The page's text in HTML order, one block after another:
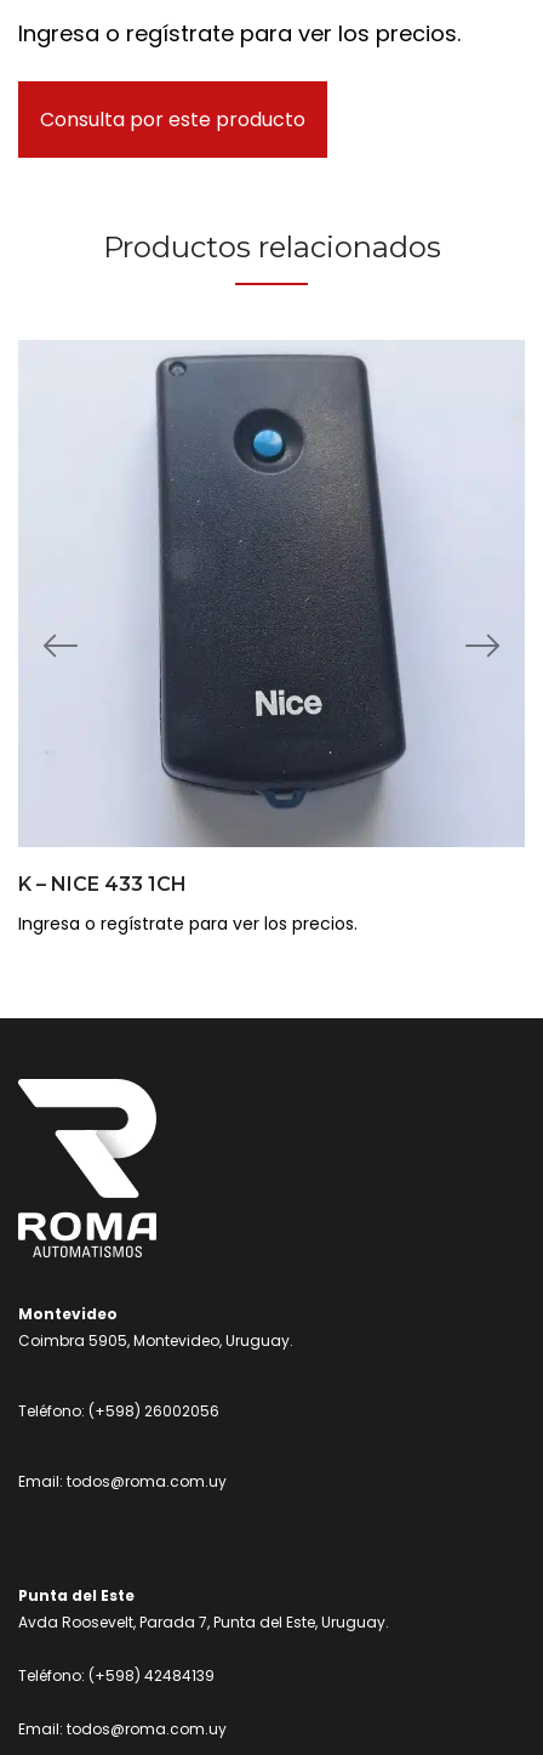
Ingresa o regístrate para ver los precios.
Consulta por este producto
Productos relacionados
K – NICE 433 1CH
Ingresa o regístrate para ver los precios.
Montevideo
Coimbra 5905, Montevideo, Uruguay.
Teléfono: (+598) 26002056
Email: todos@roma.com.uy
Punta del Este
Avda Roosevelt, Parada 7, Punta del Este, Uruguay.
Teléfono: (+598) 42484139
Email: todos@roma.com.uy